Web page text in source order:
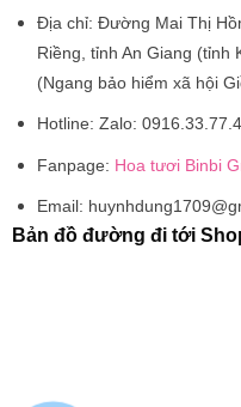
Địa chỉ: Đường Mai Thị
Riềng, tỉnh An Giang (tỉnh
(Ngang bảo hiểm xã hội
Hotline: Zalo:
Fanpage: Hoa tươi Binbi
Email:
Bản đồ đường đi tới